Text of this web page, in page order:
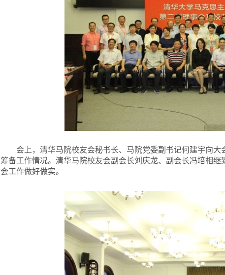
会上，清华马院校友会秘书长、马院党委副书记何建宇向
筹备工作情况。清华马院校友会副会长刘庆龙、副会长冯培相
会工作做好做实。